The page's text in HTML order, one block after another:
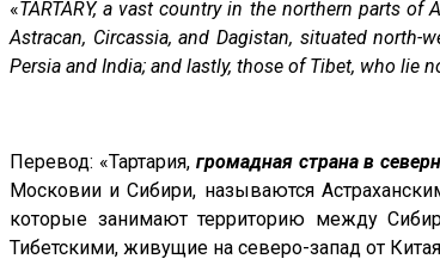
«TARTARY, a vast country in the northern parts
Astracan, Circassia, and Dagistan, situated
Persia and India; and lastly, those of Tibet, who lie
Перевод: «Тартария, громадная страна в
Московии и Сибири, называются
которые занимают территорию между
Тибетскими, живущие на северо-запад от